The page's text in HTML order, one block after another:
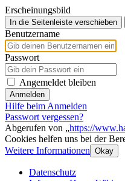
Erscheinungsbild
In die Seitenleiste verschieben
Benutzername
Passwort
Angemeldet bleiben
Anmelden
Hilfe beim Anmelden
Passwort vergessen?
Abgerufen von „https://
Cookies helfen uns bei der
Weitere Informationen Okay
Datenschutz